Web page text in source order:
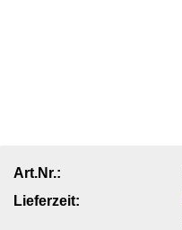
Art.Nr.:
Lieferzeit: